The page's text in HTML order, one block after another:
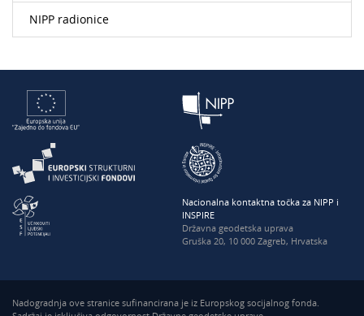
NIPP radionice
Nacionalna kontaktna točka za NIPP i
INSPIRE
Državna geodetska uprava
Gruška 20, 10 000 Zagreb, Hrvatska
Nadogradnja ove stranice sufinancirana je iz Europskog socijalnog fonda.